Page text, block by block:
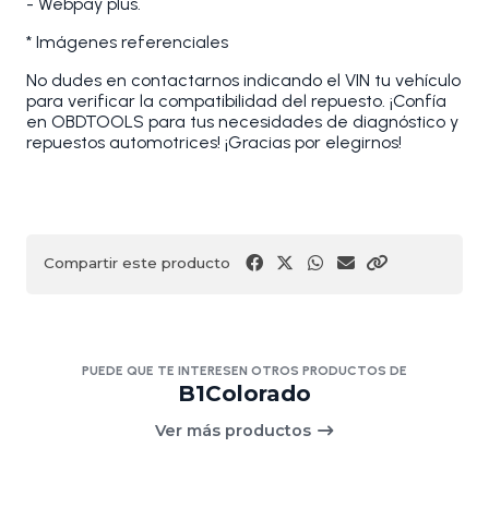
* Imágenes referenciales
No dudes en contactarnos indicando el VIN tu vehículo
para verificar la compatibilidad del repuesto. ¡Confía
en OBDTOOLS para tus necesidades de diagnóstico y
repuestos automotrices! ¡Gracias por elegirnos!
Compartir este producto
PUEDE QUE TE INTERESEN OTROS PRODUCTOS DE
B1Colorado
Ver más productos